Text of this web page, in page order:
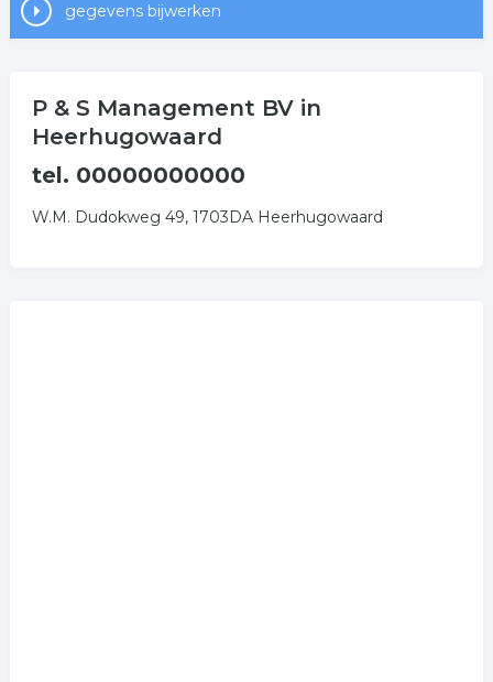
gegevens bijwerken
P & S Management BV in
Heerhugowaard
tel. 00000000000
W.M. Dudokweg 49, 1703DA Heerhugowaard